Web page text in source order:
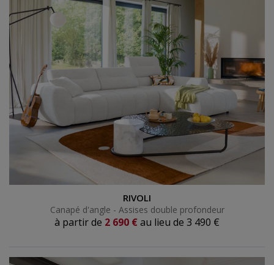
Canapé d'angle - Assises double profondeur
RIVOLI
Canapé d'angle - Assises double profondeur
à partir de 2 690 € au lieu de 3 490 €